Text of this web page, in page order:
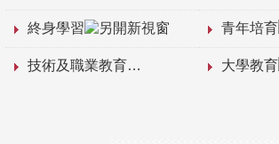
終身學習 青年培育
技術及職業教育 大學教育